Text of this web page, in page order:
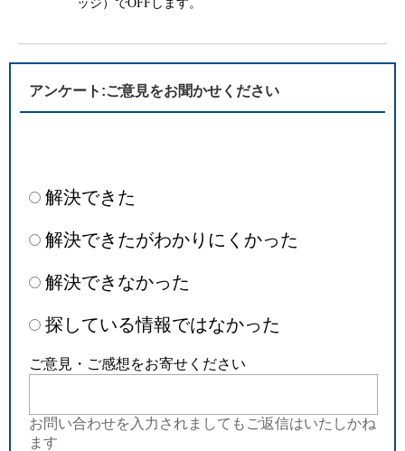
ッジ）でOFFします。
アンケート:ご意見をお聞かせください
解決できた
解決できたがわかりにくかった
解決できなかった
探している情報ではなかった
ご意見・ご感想をお寄せください
お問い合わせを入力されましてもご返信はいたしかね
ます